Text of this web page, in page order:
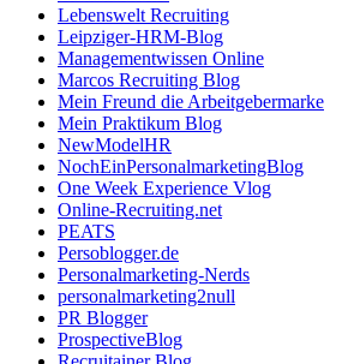
Lebenswelt Recruiting
Leipziger-HRM-Blog
Managementwissen Online
Marcos Recruiting Blog
Mein Freund die Arbeitgebermarke
Mein Praktikum Blog
NewModelHR
NochEinPersonalmarketingBlog
One Week Experience Vlog
Online-Recruiting.net
PEATS
Persoblogger.de
Personalmarketing-Nerds
personalmarketing2null
PR Blogger
ProspectiveBlog